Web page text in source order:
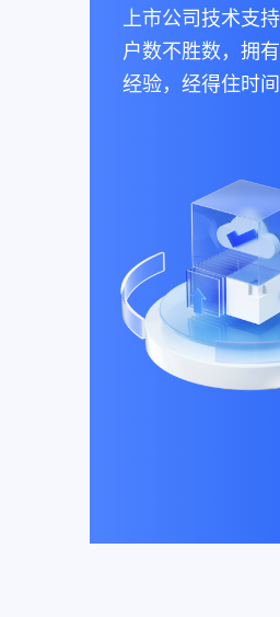
上市公司技术支
户数不胜数，拥
经验，经得住时间